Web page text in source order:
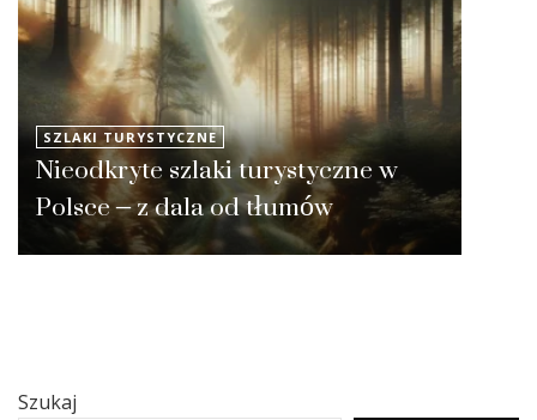
SZLAKI TURYSTYCZNE
Nieodkryte szlaki turystyczne w
Polsce – z dala od tłumów
Szukaj